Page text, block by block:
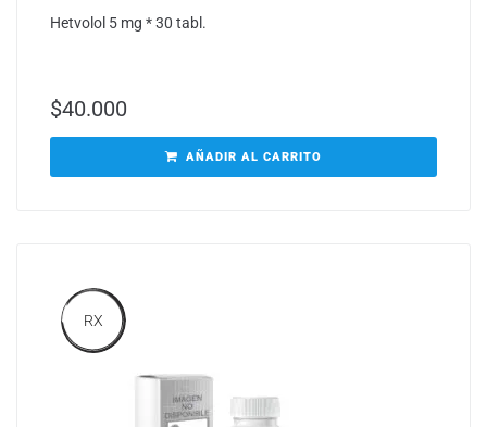
Hetvolol 5 mg * 30 tabl.
$40.000
AÑADIR AL CARRITO
RX